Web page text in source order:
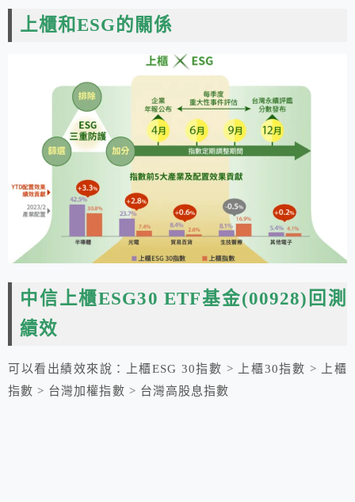
上櫃和ESG的關係
中信上櫃ESG30 ETF基金(00928)回測
績效
可以看出績效來說：上櫃ESG 30指數 > 上櫃30指數 > 上櫃
指數 > 台灣加權指數 > 台灣高股息指數